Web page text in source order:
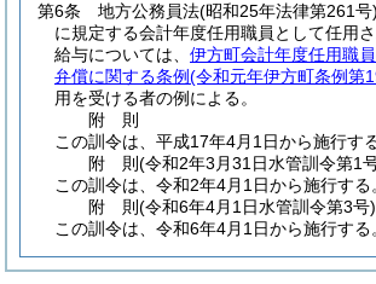
第6条
地方公務員法(昭和25年法律第261号)
に規定する会計年度任用職員として任用
給与については、 伊方町会計年度任用職
弁償に関する条例(令和元年伊方町条例第
用を受ける者の例による。
附 則
この訓令は、平成17年4月1日から施行する
附 則(令和2年3月31日水管訓令第1
この訓令は、令和2年4月1日から施行する
附 則(令和6年4月1日水管訓令第3号)
この訓令は、令和6年4月1日から施行する